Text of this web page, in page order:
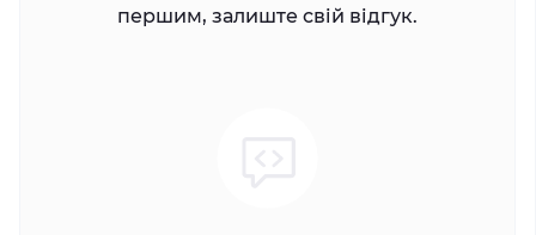
першим, залиште свій відгук.